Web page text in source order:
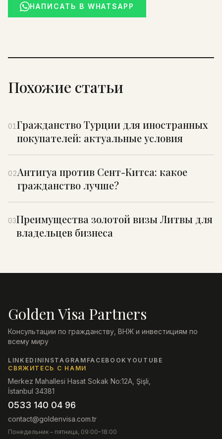
НАПИСАТЬ В WHATSAPP
Похожие статьи
01 Гражданство Турции для иностранных
покупателей: актуальные условия
02Антигуа против Сент-Китса: какое
гражданство лучше?
03Преимущества золотой визы Литвы для
владельцев бизнеса
Golden Visa Partners
Консультации по гражданству, ВНЖ и инвестициям по
всему миру
LINKEDININSTAGRAM FACEBOOK YOUTUBE
СВЯЖИТЕСЬ С НАМИ
Merkez Mahallesi Hasat Sokak No:12A, Şişli,
İstanbul 34381
0533 140 04 96
contact@goldenvisa.com.tr
Понедельник – пятница, 09:00–18:00